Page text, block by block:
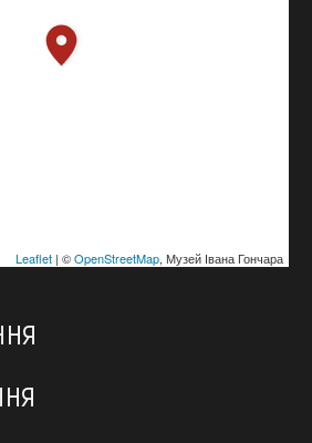
Leaflet| ©OpenStreetMap, Музей Івана Гончара